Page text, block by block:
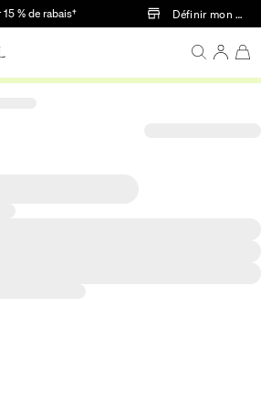
Passer au contenu principal
% de rabais† Définir mon